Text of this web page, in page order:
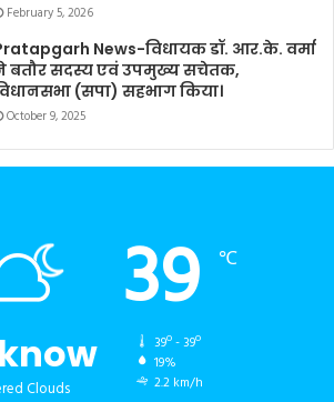
February 5, 2026
News-विधायक डॉ. आर.के. वर्मा
बतौर सदस्य एवं उपमुख्य सचेतक,
(सपा) सहभाग किया।
October 9, 2025
Clouds
39 ℃
39º - 39º
19%
2.2 km/h